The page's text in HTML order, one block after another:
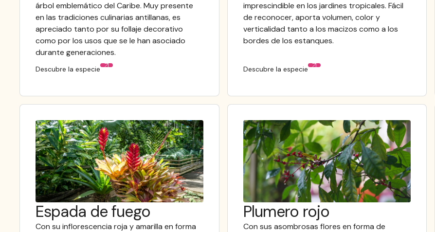
árbol emblemático del Caribe. Muy presente
en las tradiciones culinarias antillanas, es
apreciado tanto por su follaje decorativo
como por los usos que se le han asociado
durante generaciones.
Descubre la especie
imprescindible en los jardines tropicales. Fácil
de reconocer, aporta volumen, color y
verticalidad tanto a los macizos como a los
bordes de los estanques.
Descubre la especie
Espada de fuego
Con su inflorescencia roja y amarilla en forma
Plumero rojo
Con sus asombrosas flores en forma de